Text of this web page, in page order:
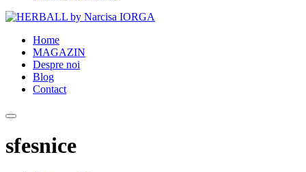
Home
MAGAZIN
Despre noi
Blog
Contact
sfesnice